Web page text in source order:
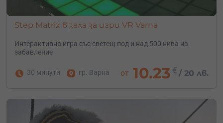
Step Matrix в зала за игри VR Varna
Интерактивна игра със светещ под и над 500 нива на
забавление
30 минути гр. Варна от 10.23 € / 20 лв.